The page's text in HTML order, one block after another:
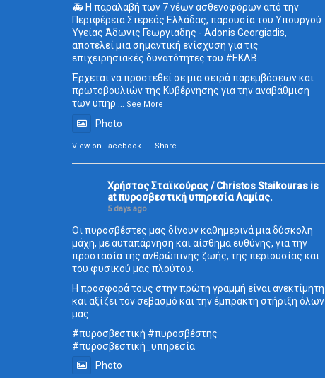
🚑 Η παραλαβή των 7 νέων ασθενοφόρων από την
Περιφέρεια Στερεάς Ελλάδας, παρουσία του Υπουργού
Υγείας Άδωνις Γεωργιάδης - Adonis Georgiadis,
αποτελεί μια σημαντική ενίσχυση για τις
επιχειρησιακές δυνατότητες του #ΕΚΑΒ
Έρχεται να προστεθεί σε μια σειρά παρεμβάσεων και
πρωτοβουλιών της Κυβέρνησης για την αναβάθμιση
των υπηρ
See More
Photo
View on Facebook · Share
Χρήστος Σταϊκούρας / Christos Staikouras is
at πυροσβεστική υπηρεσία Λαμίας.
5 days ago
Οι πυροσβέστες μας δίνουν καθημερινά μια δύσκολη
μάχη, με αυταπάρνηση και αίσθημα ευθύνης, για την
προστασία της ανθρώπινης ζωής, της περιουσίας και
του φυσικού μας πλούτου.
Η προσφορά τους στην πρώτη γραμμή είναι ανεκτίμητη
και αξίζει τον σεβασμό και την έμπρακτη στήριξη όλων
μας.
#πυροσβεστική #πυροσβέστης
#πυροσβεστική_ υπηρεσία
Photo